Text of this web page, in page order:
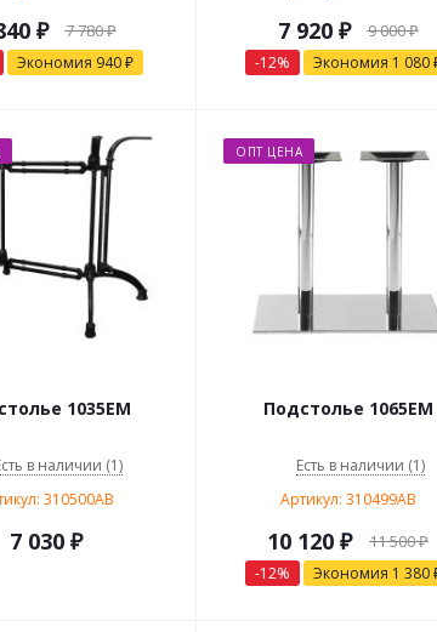
₽ 7 780₽
Экономия 940₽
7 920₽ 9 000₽
-12% Экономия 1 080
1035EM
в наличии (1)
310500AB
7 030₽
ОПТ ЦЕНА
Подстолье 1065EM
Есть в наличии (1)
Артикул: 310499AB
10 120 ₽ 11 500₽
-12% Экономия 1 380